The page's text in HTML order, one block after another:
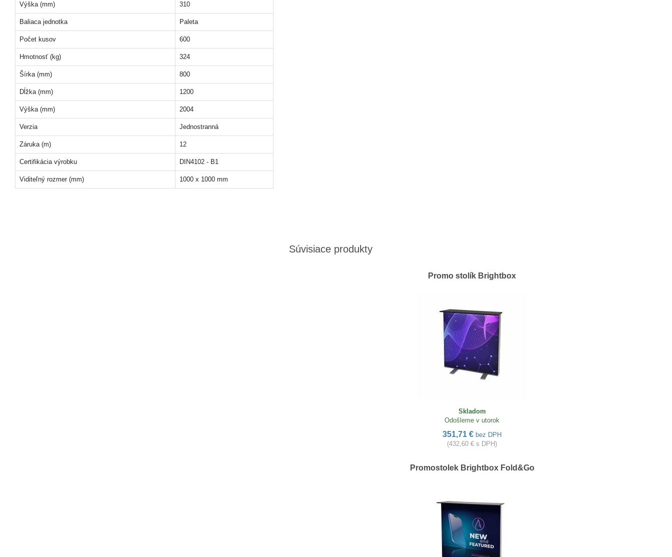
Výška (mm) 310
Baliaca jednotka Paleta
Počet kusov 600
Hmotnosť (kg) 324
Šírka (mm) 800
Dĺžka (mm) 1200
Výška (mm) 2004
Verzia Jednostranná
Záruka (m) 12
Certifikácia výrobku DIN4102 - B1
Viditeľný rozmer (mm) 1000 x 1000 mm
Súvisiace produkty
Promo stolík Brightbox
Skladom
Odošleme v utorok
351,71 €bez DPH
(432,60 € s DPH)
Promostolek Brightbox Fold&Go